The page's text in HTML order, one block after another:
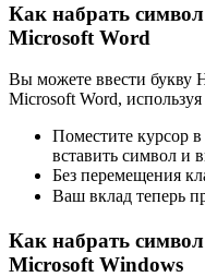
Как набрать
Microsoft Word
Вы можете ввести букву
Microsoft Word,
Поместите курсор
вставить символ и
Без перемещения
Ваш вклад теперь
Как набрать
Microsoft Windows